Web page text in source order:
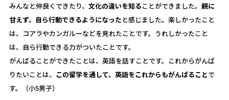
みんなと仲良くできたり、 文化の違いを知ることができました。 親に
甘えず、自ら行動できるようになったと感じました。楽しかったこと
は、コアラやカンガルーなどを見れたことです。うれしかったこと
は、自ら行動できる力がついたことです。
がんばることができたことは、英語を話すことです。これからがんば
りたいことは、 この留学を通して、英語をこれからもがんばることで
す。（小5男子）